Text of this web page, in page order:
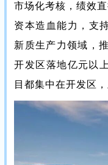
市场化考核，绩效
资本造血能力，支
新质生产力领域，
开发区落地亿元以
目都集中在开发区